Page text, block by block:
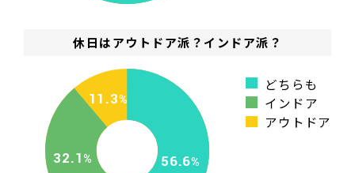
休日はアウトドア派？インドア派？
56.6
32.1
11.3
どちらも
インドア
アウトドア